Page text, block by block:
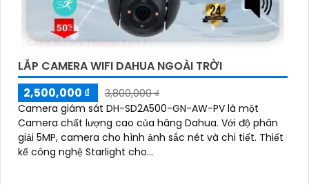
LẮP CAMERA WIFI DAHUA NGOÀI TRỜI
2,500,000 ₫
3,800,000 ₫
Camera giám sát DH-SD2A500-GN-AW-PV là một
Camera chất lượng cao của hãng Dahua. Với độ phân
giải 5MP, camera cho hình ảnh sắc nét và chi tiết. Thiết
kế công nghệ Starlight cho...